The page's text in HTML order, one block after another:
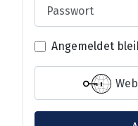
Angemeldet